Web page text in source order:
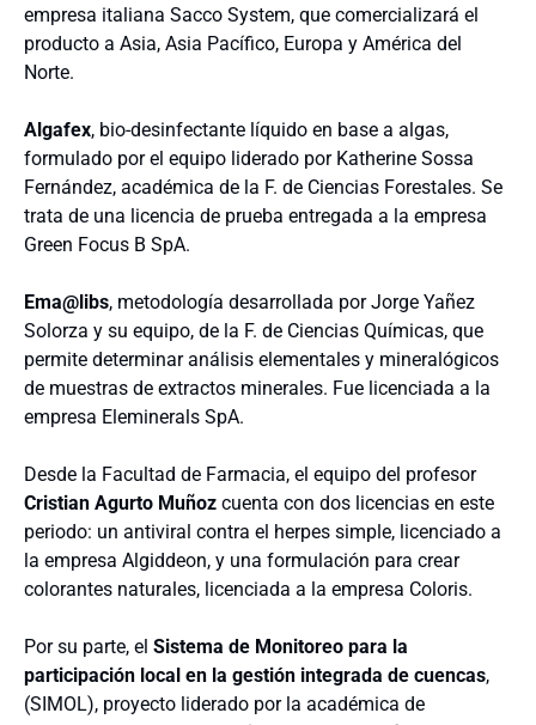
empresa italiana Sacco System, que comercializará el
producto a Asia, Asia Pacífico, Europa y América del
Norte.
Algafex, bio-desinfectante líquido en base a algas,
formulado por el equipo liderado por Katherine Sossa
Fernández, académica de la F. de Ciencias Forestales. Se
trata de una licencia de prueba entregada a la empresa
Green Focus B SpA.
Ema@libs, metodología desarrollada por Jorge Yañez
Solorza y su equipo, de la F. de Ciencias Químicas, que
permite determinar análisis elementales y mineralógicos
de muestras de extractos minerales. Fue licenciada a la
empresa Eleminerals SpA.
Desde la Facultad de Farmacia, el equipo del profesor
Cristian Agurto Muñoz cuenta con dos licencias en este
periodo: un antiviral contra el herpes simple, licenciado a
la empresa Algiddeon, y una formulación para crear
colorantes naturales, licenciada a la empresa Coloris.
Por su parte, el Sistema de Monitoreo para la
participación local en la gestión integrada de cuencas,
(SIMOL), proyecto liderado por la académica de